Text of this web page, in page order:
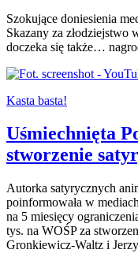
Szokujące doniesienia
Skazany za złodziejstwo
doczeka się także…
Kasta basta!
Uśmiechnięta
stworzenie
Autorka satyrycznych
poinformowała w
na 5 miesięcy
tys. na WOŚP za
Gronkiewicz-Waltz i